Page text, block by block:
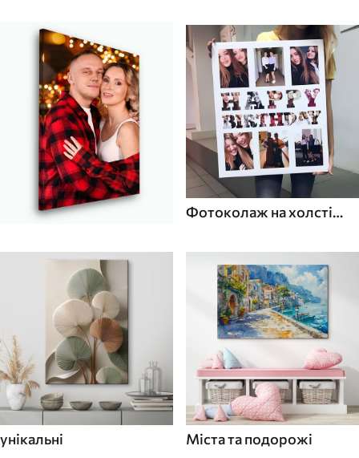
Фотоколаж на холсті
унікальні Міста та подорожі